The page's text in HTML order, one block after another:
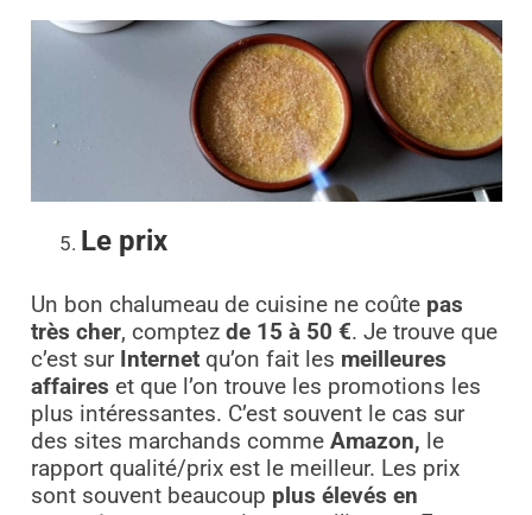
Le prix
Un bon chalumeau de cuisine ne coûte pas
très cher, comptez de 15 à 50 €. Je trouve que
c’est sur Internetqu’on fait les meilleures
affaires et que l’on trouve les promotions les
plus intéressantes. C’est souvent le cas sur
des sites marchands comme Amazon, le
rapport qualité/prix est le meilleur. Les prix
sont souvent beaucoup plus élevés en